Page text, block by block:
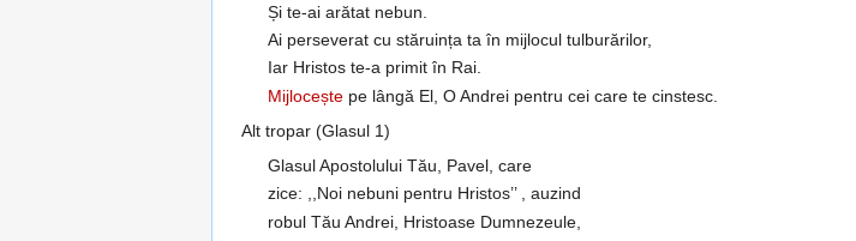
Și te-ai arătat nebun.
Ai perseverat cu stăruința ta în mijlocul tulburărilor,
Iar Hristos te-a primit în Rai.
Mijlocește pe lângă El, O Andrei pentru cei care te cinstesc.
Alt tropar (Glasul 1)
Glasul Apostolului Tău, Pavel, care
zice: ,,Noi nebuni pentru Hristos’’ , auzind
robul Tău Andrei, Hristoase Dumnezeule,